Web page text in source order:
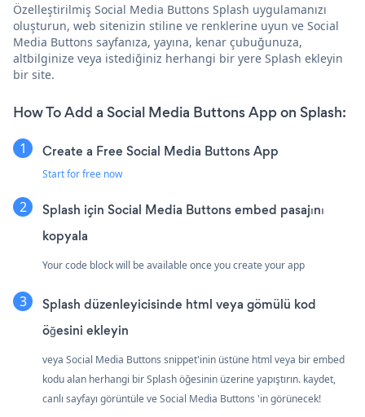
Özelleştirilmiş Social Media Buttons Splash uygulamanızı
oluşturun, web sitenizin stiline ve renklerine uyun ve Social
Media Buttons sayfanıza, yayına, kenar çubuğunuza,
altbilginize veya istediğiniz herhangi bir yere Splash ekleyin
bir site.
How To Add a Social Media Buttons App on Splash:
Create a Free Social Media Buttons App
Start for free now
Splash için Social Media Buttons embed pasajını
kopyala
Your code block will be available once you create your app
Splash düzenleyicisinde html veya gömülü kod
öğesini ekleyin
veya Social Media Buttons snippet'inin üstüne html veya bir embed
kodu alan herhangi bir Splash öğesinin üzerine yapıştırın. kaydet,
canlı sayfayı görüntüle ve Social Media Buttons 'in görünecek!